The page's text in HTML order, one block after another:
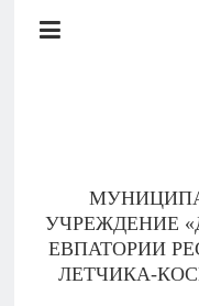
Документы
УЧРЕЖДЕНИЕ
ЕВПАТОРИИ
ЛЕТЧИКА-